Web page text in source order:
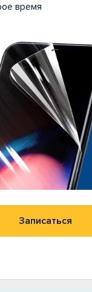
время
Записаться